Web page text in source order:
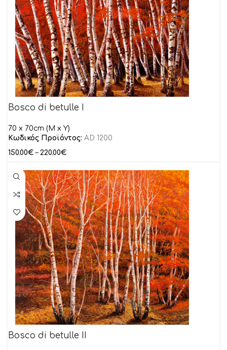
Bosco di betulle I
70 x 70cm (M x Y)
Κωδικός Προϊόντος: AD 1200
150.00€ – 220.00€
Bosco di betulle II